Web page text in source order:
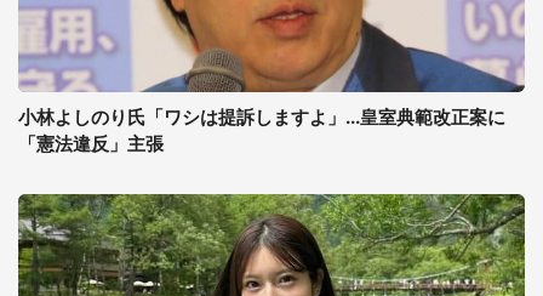
小林よしのり氏「ワシは提訴しますよ」...皇室典範改正案に
「憲法違反」主張